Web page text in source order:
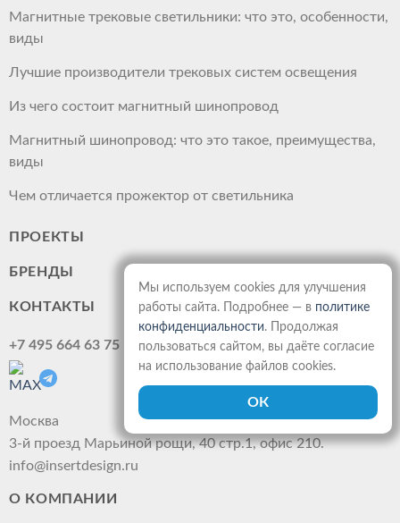
Магнитные трековые светильники: что это, особенности,
виды
Лучшие производители трековых систем освещения
Из чего состоит магнитный шинопровод
Магнитный шинопровод: что это такое, преимущества,
виды
Чем отличается прожектор от светильника
ПРОЕКТЫ
БРЕНДЫ
КОНТАКТЫ
+7 495 664 63 75
Москва
3-й проезд Марьиной рощи, 40 стр.1, офис 210.
info@insertdesign.ru
О КОМПАНИИ
Мы используем cookies для улучшения
работы сайта. Подробнее — в политике
конфиденциальности. Продолжая
пользоваться сайтом, вы даёте согласие
на использование файлов cookies.